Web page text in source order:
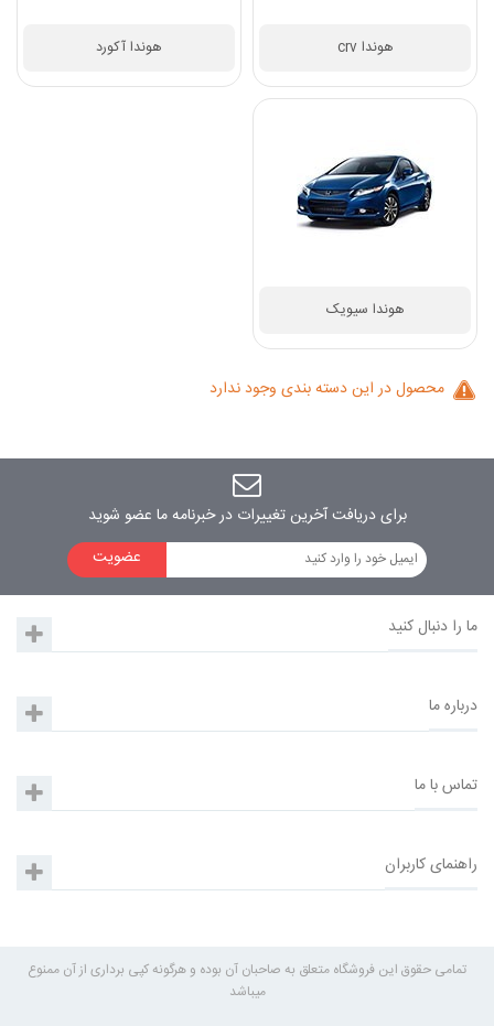
هوندا سیویک
محصول در این دسته بندی وجود ندارد
برای دریافت آخرین تغییرات در خبرنامه ما عضو شوید
عضویت
ما را دنبال کنید
درباره ما
تماس با ما
راهنمای کاربران
تمامی حقوق این فروشگاه متعلق به صاحبان آن بوده و هرگونه کپی برداری از آن ممنوع
میباشد